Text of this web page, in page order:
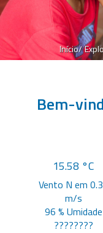
Início/
Bem-
15.58 °C
Vento N em
m/s
96 % Umidade
????????